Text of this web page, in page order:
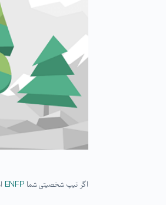
اگر تیپ شخصیتی شما ENFP